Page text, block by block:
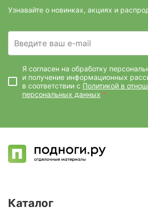
Узнавайте о новинках, акциях и
Введите ваш e-mail
Я согласен на обработку
и получение информационных
в соответствии с Политикой в
персональных данных *
Каталог